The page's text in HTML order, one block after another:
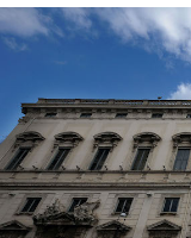
NEWSLETTER
I MIEI PREFERITI